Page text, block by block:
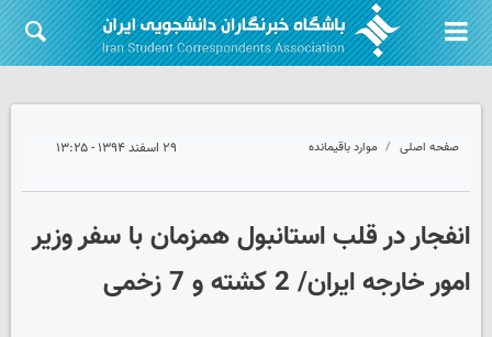
صفحه اصلی موارد باقیمانده ۲۹ اسفند ۱۳۹۴ - ۱۳:۲۵
انفجار در قلب استانبول همزمان با سفر وزیر
امور خارجه ایران/ 2 کشته و 7 زخمی